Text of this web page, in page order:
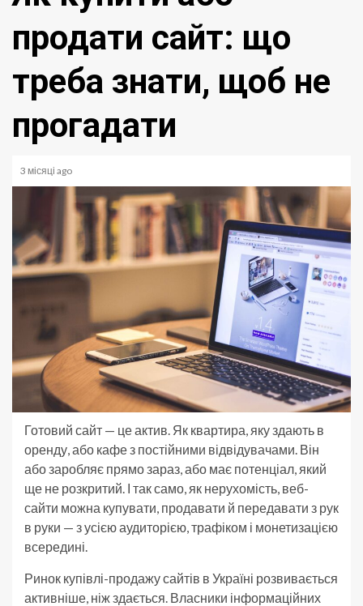
продати сайт: що
треба знати, щоб не
прогадати
3 місяці ago
Готовий сайт — це актив. Як квартира, яку здають в
оренду, або кафе з постійними відвідувачами. Він
або заробляє прямо зараз, або має потенціал, який
ще не розкритий. І так само, як нерухомість, веб-
сайти можна купувати, продавати й передавати з рук
в руки — з усією аудиторією, трафіком і монетизацією
всередині.
Ринок купівлі-продажу сайтів в Україні розвивається
активніше, ніж здається. Власники інформаційних